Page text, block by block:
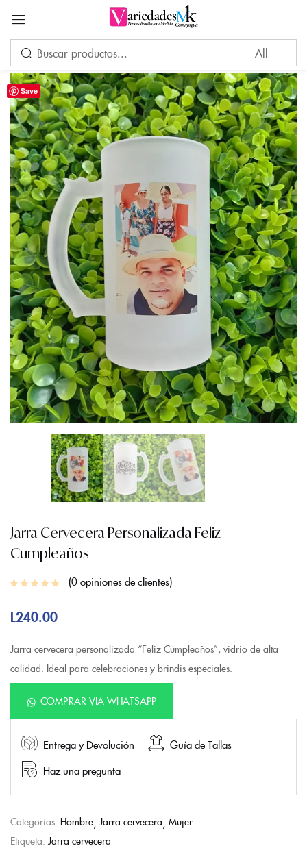
Save
Jarra Cervecera Personalizada Feliz
Cumpleaños
0opiniones de clientes
L240.00
Jarra cervecera personalizada “Feliz Cumpleaños”, vidrio de alta
calidad. Ideal para celebraciones y brindis especiales.
COMPRAR VIA WHATSAPP
Entrega y Devolución
Guía de Tallas
Haz una pregunta
Categorías: Hombre Jarra cervecera Mujer
Etiqueta: Jarra cervecera
Acceder
Por favor, introduce una respuesta en dígitos:
3 − dos =
Recuérdame ¿Ha perdido su contraseña?
INICIAR SESIÓN
CREAR UNA CUENTA